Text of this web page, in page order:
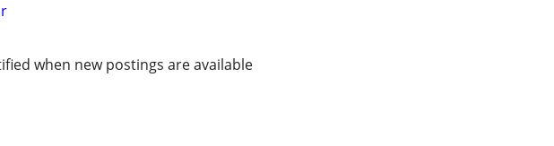
when new postings are available